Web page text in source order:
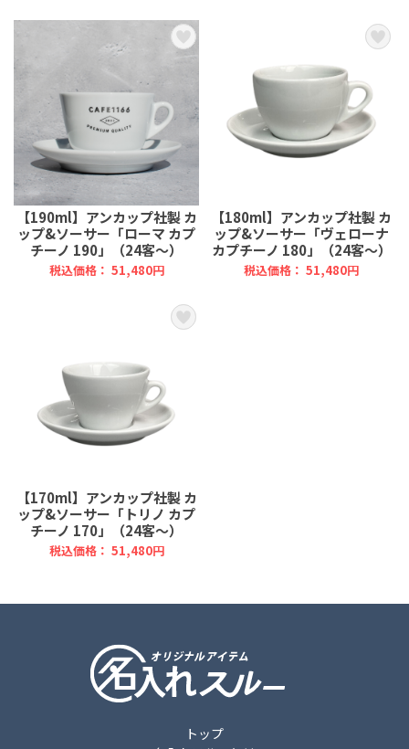
【190ml】アンカップ社製 カ
ップ&ソーサー「ローマ カプ
チーノ 190」（24客～）
税込価格： 51,480円
【180ml】アンカップ社製 カ
ップ&ソーサー「ヴェローナ
カプチーノ 180」（24客～）
税込価格： 51,480円
【170ml】アンカップ社製 カ
ップ&ソーサー「トリノ カプ
チーノ 170」（24客～）
税込価格： 51,480円
トップ